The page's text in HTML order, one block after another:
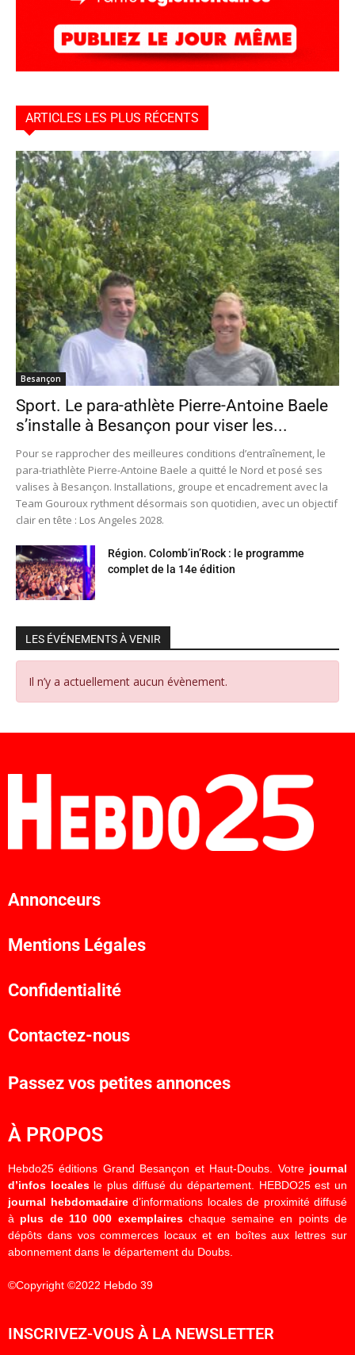
ARTICLES LES PLUS RÉCENTS
Besançon
Sport. Le para-athlète Pierre-Antoine Baele
s’installe à Besançon pour viser les...
Pour se rapprocher des meilleures conditions d’entraînement, le
para-triathlète Pierre-Antoine Baele a quitté le Nord et posé ses
valises à Besançon. Installations, groupe et encadrement avec la
Team Gouroux rythment désormais son quotidien, avec un objectif
clair en tête : Los Angeles 2028.
Région. Colomb’in’Rock : le programme
complet de la 14e édition
LES ÉVÉNEMENTS À VENIR
Il n’y a actuellement aucun évènement.
Annonceurs
Mentions Légales
Confidentialité
Contactez-nous
Passez vos petites annonces
À PROPOS
Hebdo25 éditions Grand Besançon et Haut-Doubs. Votre journal
d’infos localesle plus diffusé du département. HEBDO25 est un
journal hebdomadaired’informations locales de proximité diffusé
à plus de 110 000 exemplaireschaque semaine en points de
dépôts dans vos commerces locaux et en boîtes aux lettres sur
abonnement dans le département du Doubs.
©Copyright ©2022 Hebdo 39
INSCRIVEZ-VOUS À LA NEWSLETTER